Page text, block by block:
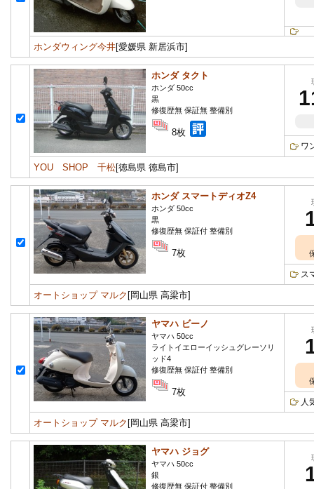
ホンダウィング今井[愛媛県 新居浜市]
ホンダ タクト
ホンダ 50cc
黒
修復歴無 保証無 整備別
8枚
ワ
YOU SHOP 千松[徳島県 徳島市]
ホンダ スマートディオZ4
ホンダ 50cc
黒
修復歴無 保証付 整備別
7枚
ス
オートショップ マルク [岡山県 高梁市]
ヤマハ ビーノ
ヤマハ 50cc
ライトイエローイッシュグレーソリ
ッド4
修復歴無 保証付 整備別
7枚
人
オートショップ マルク [岡山県 高梁市]
ヤマハ ジョグ
ヤマハ 50cc
銀
修復歴無 保証付 整備別